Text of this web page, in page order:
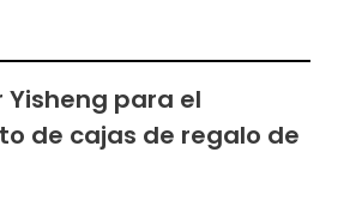
Yisheng para el
de cajas de regalo de